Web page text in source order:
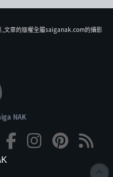
文章的版權全屬saiganak.com的攝影
NAK